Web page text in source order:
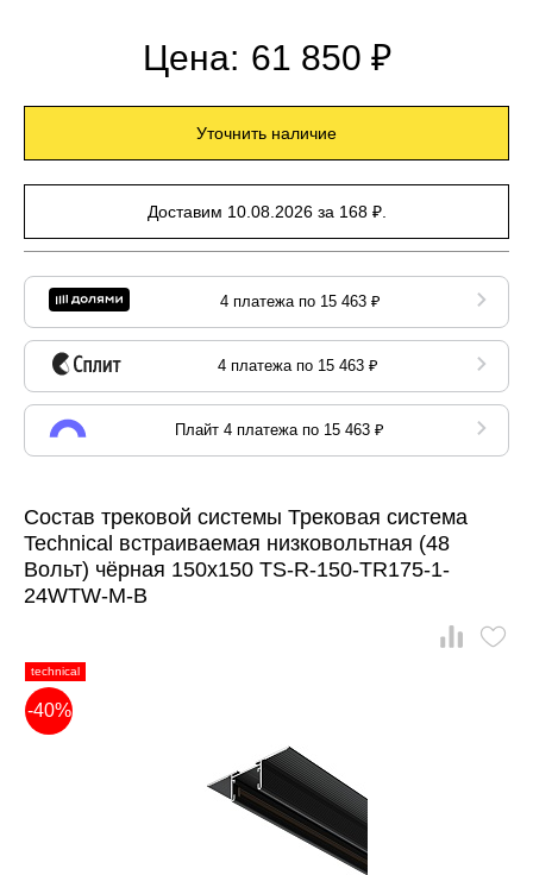
Цена: 61 850 ₽
Уточнить наличие
Доставим 10.08.2026 за 168 ₽.
4 платежа по 15 463 ₽
4 платежа по 15 463 ₽
Плайт 4 платежа по 15 463 ₽
Состав трековой системы Трековая система
Technical встраиваемая низковольтная (48
Вольт) чёрная 150x150 TS-R-150-TR175-1-
24WTW-M-B
technical
-40%